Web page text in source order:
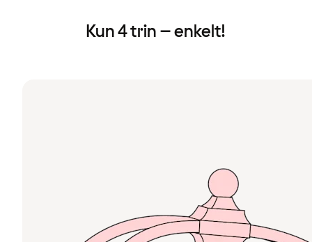
Kun 4 trin – enkelt!